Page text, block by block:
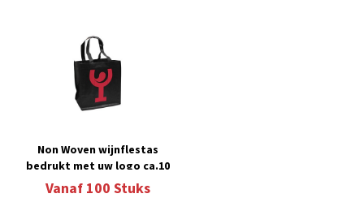
Non Woven wijnflestas
bedrukt met uw logo ca.10
werkdagen 13.4
Vanaf100 Stuks